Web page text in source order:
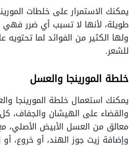
يمكنك الاستمرار على خلطات
طويلة، لأنها لا تسبب أي ضرر
ولها الكثير من الفوائد لما
للشعر.
خلطة المورينجا والعسل
يمكنك استعمال خلطة المورينجا
معالق من العسل الأبيض الأصلي، مع
وإضافة زيت جوز الهند، أو خروع،